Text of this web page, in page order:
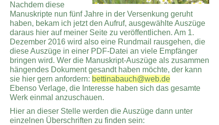
Nachdem diese
Manuskripte nun fünf Jahre in der Versenkung geruht
haben, bekam ich jetzt den Aufruf, ausgewählte Auszüge
daraus hier auf meiner Seite zu veröffentlichen. Am 1.
Dezember 2016 wird also eine Rundmail rausgehen, die
diese Auszüge in einer PDF-Datei an viele Empfänger
bringen wird. Wer die Manuskript-Auszüge als zusammen
hängendes Dokument gesandt haben möchte, der kann
sie hier gern anfordern: bettinabauch@web.de
Ebenso Verlage, die Interesse haben sich das gesamte
Werk einmal anzuschauen.
Hier an dieser Stelle werden die Auszüge dann unter
einzelnen Überschriften zu finden sein: